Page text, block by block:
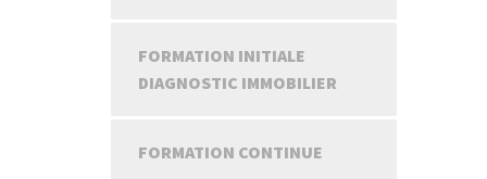
FORMATION INITIALE
DIAGNOSTIC IMMOBILIER
FORMATION CONTINUE